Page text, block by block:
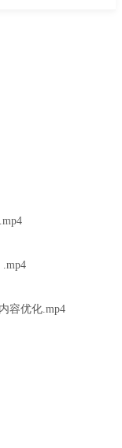
容优化.mp4